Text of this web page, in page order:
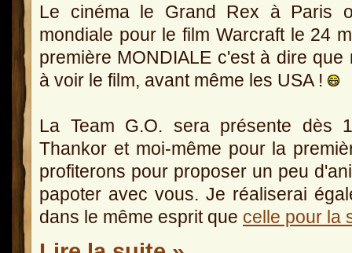
Le cinéma le Grand Rex à Paris
mondiale pour le film Warcraft le 24
première MONDIALE c'est à dire
à voir le film, avant même les USA !
La Team G.O. sera présente dès
Thankor et moi-même pour la
profiterons pour proposer un peu
papoter avec vous. Je réaliserai
dans le même esprit que celle pour la